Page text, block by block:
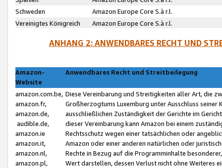
Schweden
Amazon Europe Core S.à r.l.
Vereinigtes Königreich
Amazon Europe Core S.à r.l.
ANHANG 2: ANWENDBARES RECHT UND
Amazon-
Website
Anwendbares Recht und Streitbeilegung
amazon.com.be,
amazon.fr,
amazon.de,
audible.de,
amazon.ie
amazon.it,
amazon.nl,
amazon.pl,
Diese Vereinbarung und Streitigkeiten aller Art, die
Großherzogtums Luxemburg unter Ausschluss
ausschließlichen Zuständigkeit der Gerichte im
dieser Vereinbarung kann Amazon bei einem
Rechtsschutz wegen einer tatsächlichen oder
Amazon oder einer anderen natürlichen oder
Rechte in Bezug auf die Programminhalte
Wert darstellen, dessen Verlust nicht ohne Weiteres